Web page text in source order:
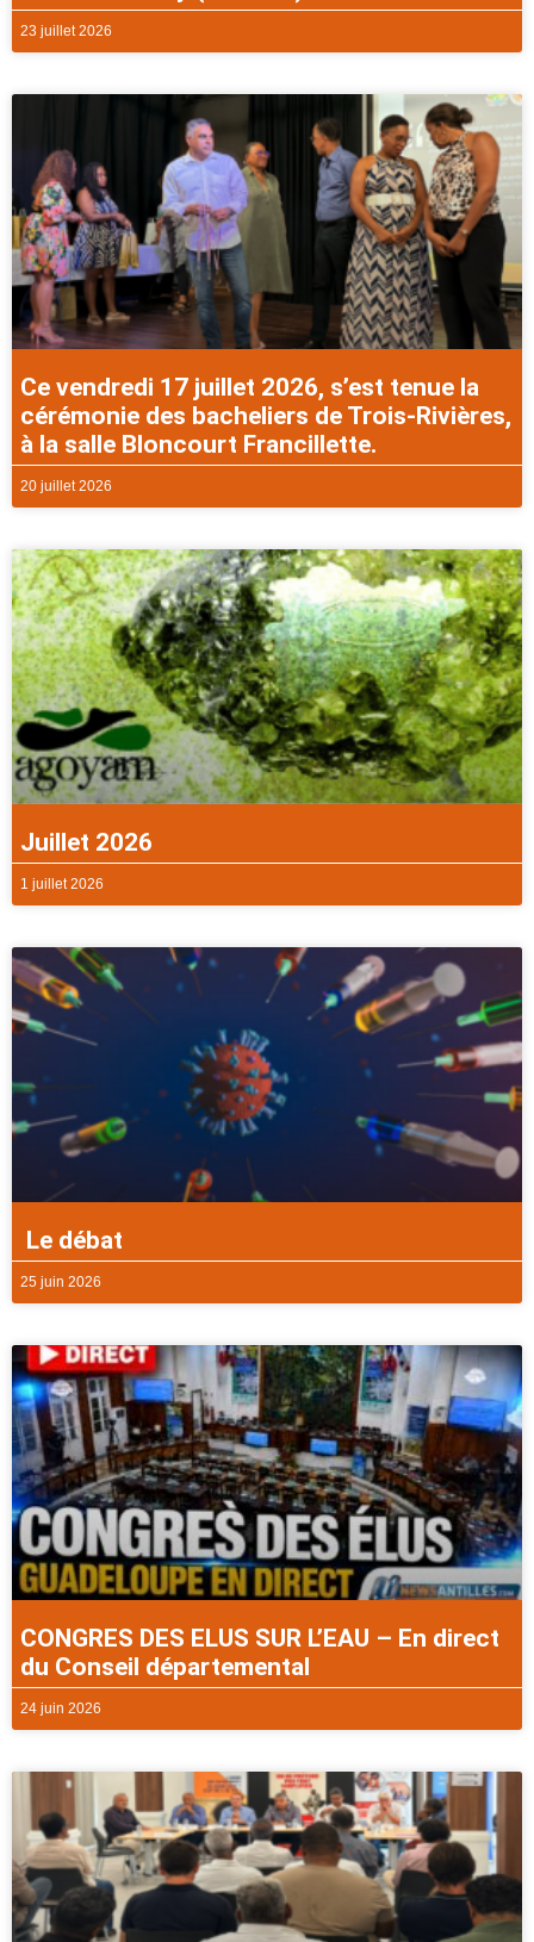
23 juillet 2026
Ce vendredi 17 juillet 2026, s’est tenue la
cérémonie des bacheliers de Trois-Rivières,
à la salle Bloncourt Francillette.
20 juillet 2026
Juillet 2026
1 juillet 2026
Le débat
25 juin 2026
CONGRES DES ELUS SUR L’EAU – En direct
du Conseil départemental
24 juin 2026